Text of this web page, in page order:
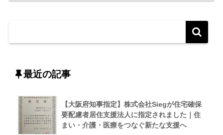
最近の記事
【大阪府知事指定】株式会社Siegが住宅確保
要配慮者居住支援法人に指定されました｜住
まい・介護・医療をつなぐ新たな支援へ